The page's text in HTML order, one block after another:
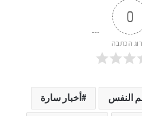
0
הכתבה
النفس أخبار سارة